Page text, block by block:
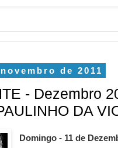
de 2011
- Dezembro
DA
Domingo - 11 de